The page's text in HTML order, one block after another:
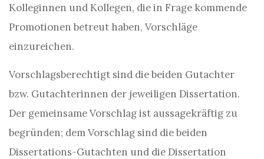
Kolleginnen und Kollegen, die in Frage kommende
Promotionen betreut haben, Vorschläge
einzureichen.
Vorschlagsberechtigt sind die beiden Gutachter
bzw. Gutachterinnen der jeweiligen Dissertation.
Der gemeinsame Vorschlag ist aussagekräftig zu
begründen; dem Vorschlag sind die beiden
Dissertations-Gutachten und die Dissertation